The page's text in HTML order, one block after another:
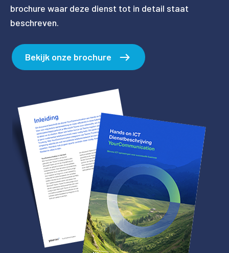
brochure waar deze dienst tot in detail staat
beschreven.
Bekijk onze brochure